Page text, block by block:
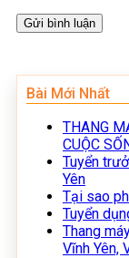
Bài Mới Nhất
THANG
CUỘC
Tuyển
Yên
Tại sao
Tuyển
Thang
Vĩnh Yên,